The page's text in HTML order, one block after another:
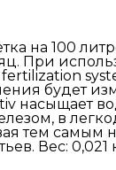
на 100
При
будет
насыщает
в
тем самым
Вес: 0,021